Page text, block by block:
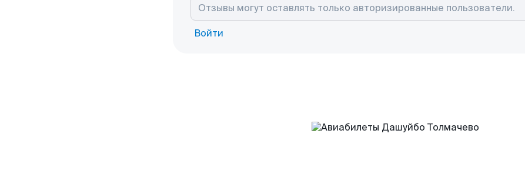
Войти